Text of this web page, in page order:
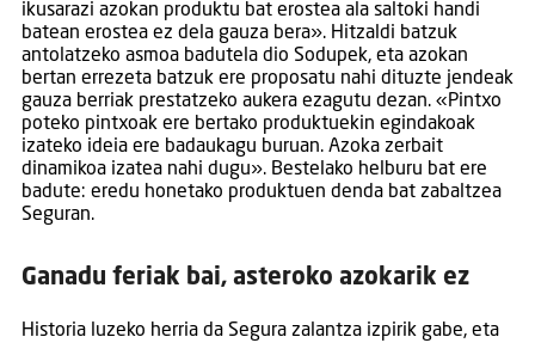
ikusarazi azokan produktu bat erostea ala saltoki handi
batean erostea ez dela gauza bera». Hitzaldi batzuk
antolatzeko asmoa badutela dio Sodupek, eta azokan
bertan errezeta batzuk ere proposatu nahi dituzte jendeak
gauza berriak prestatzeko aukera ezagutu dezan. «Pintxo
poteko pintxoak ere bertako produktuekin egindakoak
izateko ideia ere badaukagu buruan. Azoka zerbait
dinamikoa izatea nahi dugu». Bestelako helburu bat ere
badute: eredu honetako produktuen denda bat zabaltzea
Seguran.
Ganadu feriak bai, asteroko azokarik ez
Historia luzeko herria da Segura zalantza izpirik gabe, eta